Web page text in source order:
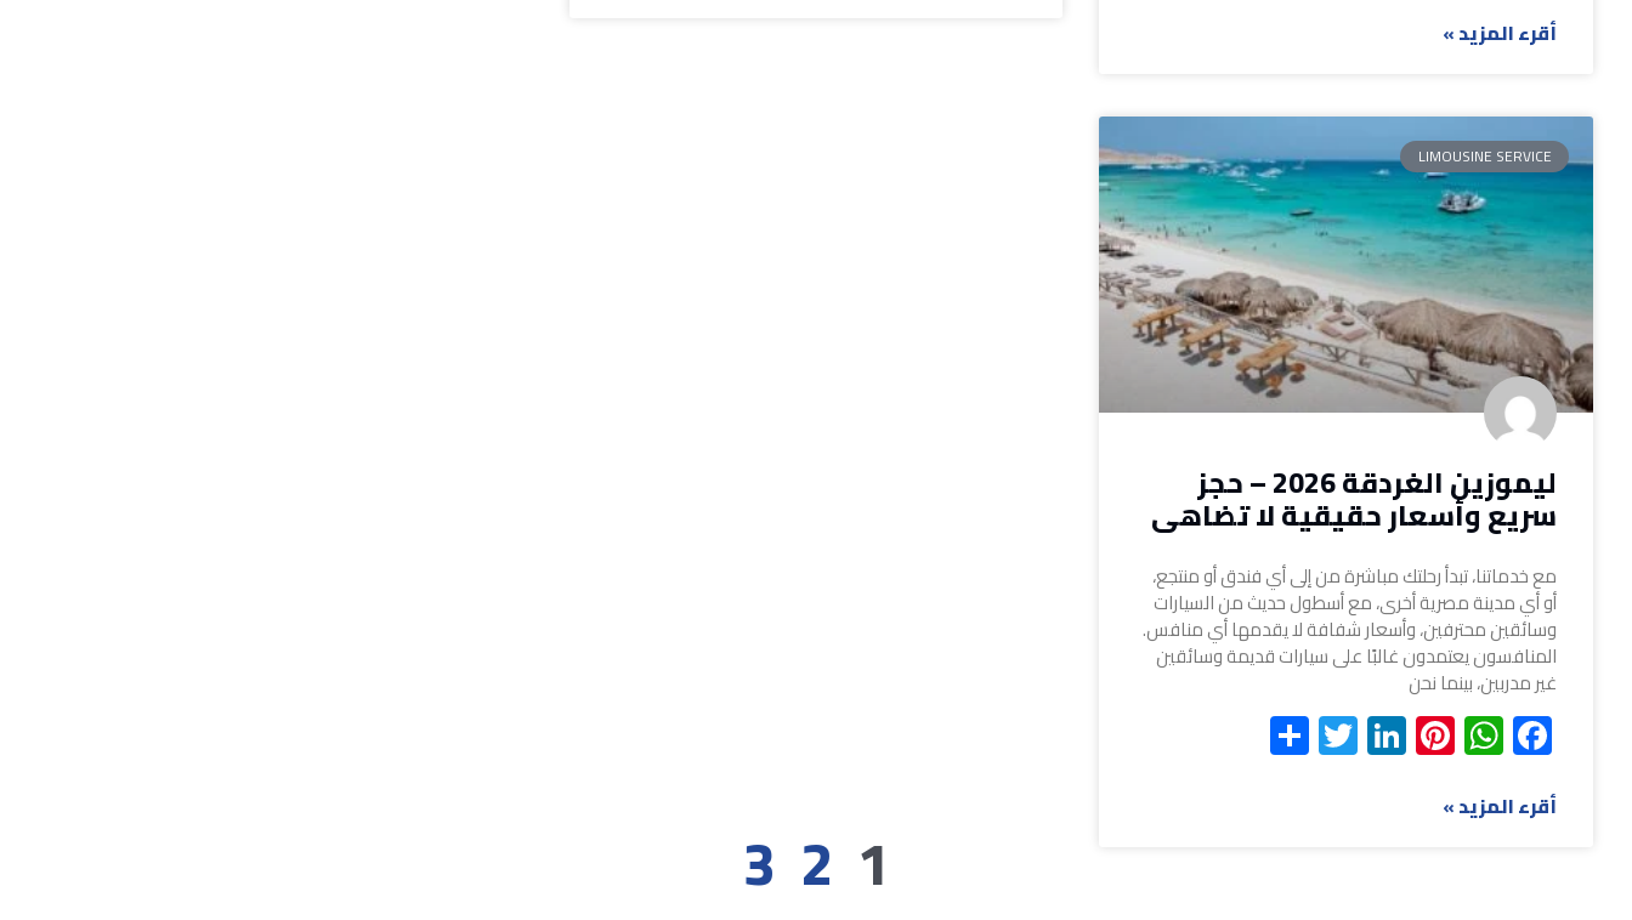
أقرء المزيد »
LIMOUSINE SERVICE
ليموزين الغردقة 2026 – حجز
سريع وأسعار حقيقية لا تضاهى
مع خدماتنا، تبدأ رحلتك مباشرة من إلى أي فندق أو منتجع،
أو أي مدينة مصرية أخرى، مع أسطول حديث من السيارات
وسائقين محترفين، وأسعار شفافة لا يقدمها أي منافس.
المنافسون يعتمدون غالبًا على سيارات قديمة وسائقين
غير مدربين، بينما نحن
Facebook
WhatsApp
Pinterest
LinkedIn
Twitter
أقرء المزيد »
1
2
3